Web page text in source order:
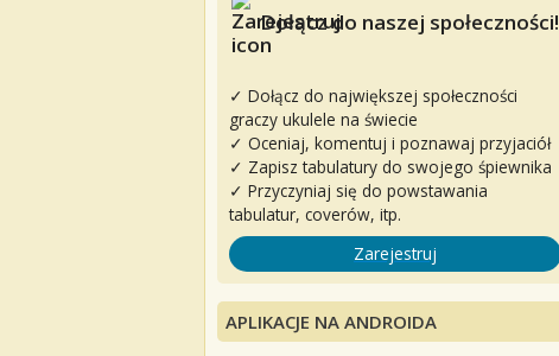
Dołącz do naszej społeczności!
✓ Dołącz do największej społeczności
graczy ukulele na świecie
✓ Oceniaj, komentuj i poznawaj przyjaciół
✓ Zapisz tabulatury do swojego śpiewnika
✓ Przyczyniaj się do powstawania
tabulatur, coverów, itp.
Zarejestruj
APLIKACJE NA ANDROIDA